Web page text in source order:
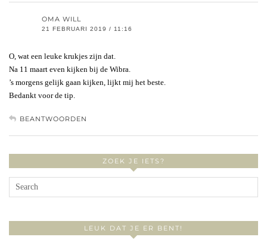
OMA WILL
21 FEBRUARI 2019 / 11:16
O, wat een leuke krukjes zijn dat.
Na 11 maart even kijken bij de Wibra.
’s morgens gelijk gaan kijken, lijkt mij het beste.
Bedankt voor de tip.
BEANTWOORDEN
ZOEK JE IETS?
LEUK DAT JE ER BENT!